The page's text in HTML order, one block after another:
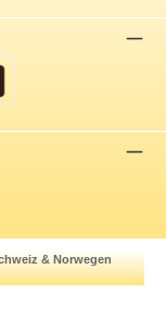
& Norwegen